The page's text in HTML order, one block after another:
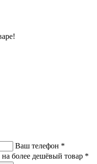
Ваш телефон *
более дешёвый товар *